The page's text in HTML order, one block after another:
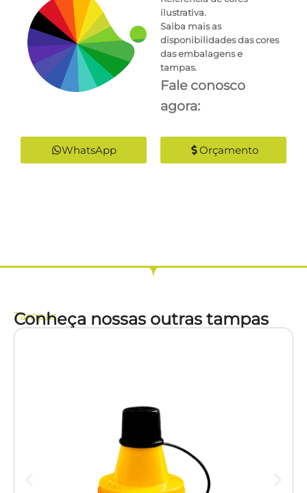
ilustrativa.
Saiba mais as
disponibilidades das cores
das embalagens e
tampas.
Fale conosco
agora:
WhatsApp Orçamento
Tampas
Conheça nossas outras tampas